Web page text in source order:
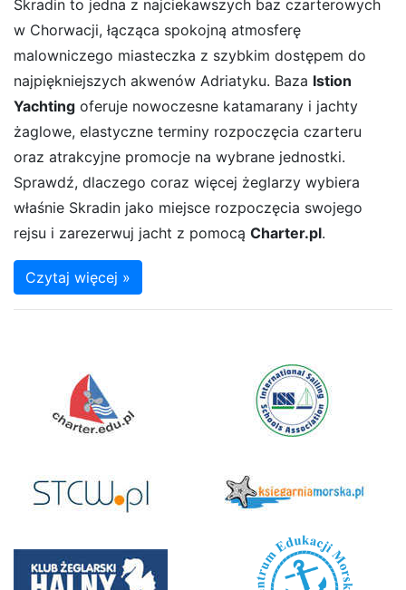
Skradin to jedna z najciekawszych baz czarterowych
w Chorwacji, łącząca spokojną atmosferę
malowniczego miasteczka z szybkim dostępem do
najpiękniejszych akwenów Adriatyku. Baza Istion
Yachting oferuje nowoczesne katamarany i jachty
żaglowe, elastyczne terminy rozpoczęcia czarteru
oraz atrakcyjne promocje na wybrane jednostki.
Sprawdź, dlaczego coraz więcej żeglarzy wybiera
właśnie Skradin jako miejsce rozpoczęcia swojego
rejsu i zarezerwuj jacht z pomocą Charter.pl.
Czytaj więcej »